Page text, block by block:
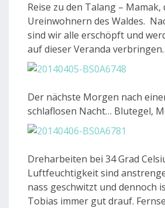
Reise zu den Talang – Mamak,
Ureinwohnern des Waldes.
sind wir alle erschöpft und
auf dieser Veranda
Der nächste Morgen nach
schlaflosen Nacht… Blutegel,
Dreharbeiten bei 34 Grad
Luftfeuchtigkeit sind
nass geschwitzt und dennoch
Tobias immer gut drauf.